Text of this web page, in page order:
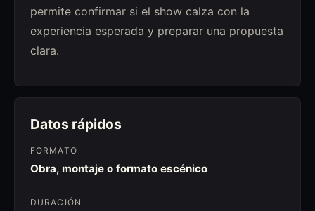
permite confirmar si el show calza con la
experiencia esperada y preparar una propuesta
clara.
Datos rápidos
FORMATO
Obra, montaje o formato escénico
DURACIÓN